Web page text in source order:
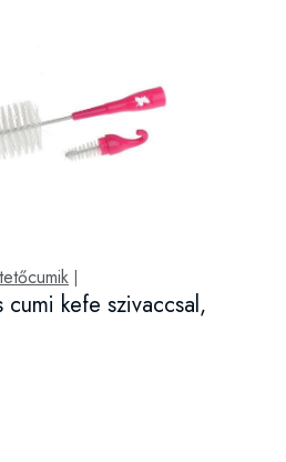
cumi kefe szivaccsal,